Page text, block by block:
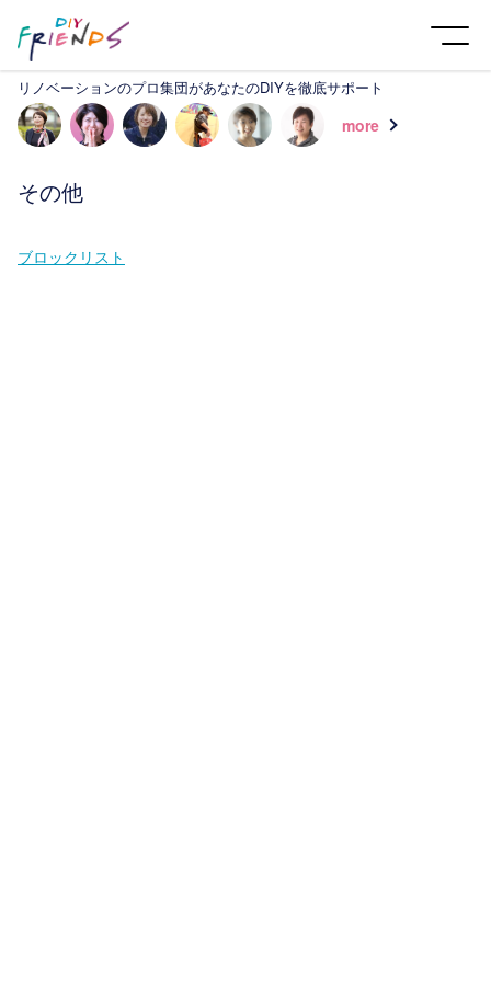
リノベーションのプロ集団があなたのDIYを徹底サポート
more
その他
ブロックリスト